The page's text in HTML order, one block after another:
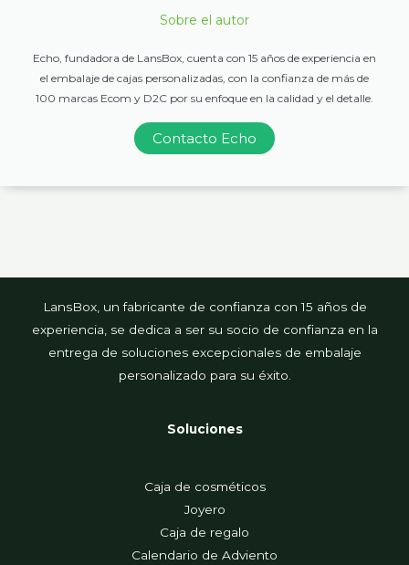
Sobre el autor
Echo, fundadora de LansBox, cuenta con 15 años de experiencia en
el embalaje de cajas personalizadas, con la confianza de más de
100 marcas Ecom y D2C por su enfoque en la calidad y el detalle.
Contacto Echo
LansBox, un fabricante de confianza con 15 años de
experiencia, se dedica a ser su socio de confianza en la
entrega de soluciones excepcionales de embalaje
personalizado para su éxito.
Soluciones
Caja de cosméticos
Joyero
Caja de regalo
Calendario de Adviento